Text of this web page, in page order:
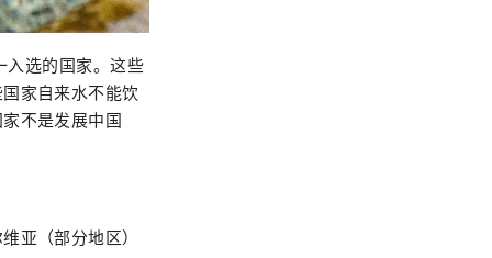
入选的国家。这些
家自来水不能饮
不是发展中国
亚（部分地区）